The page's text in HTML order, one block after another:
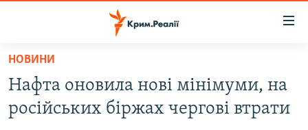
Перейти
основного
матеріалу
Перейти
НОВИНИ
ВОДА.КРИМ
ВІДЕО ТА ФОТО
НОВИНИ
Нафта оновила нові мінімуми, на
російських біржах чергові втрати